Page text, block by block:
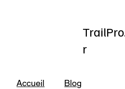
r
Accueil Blog